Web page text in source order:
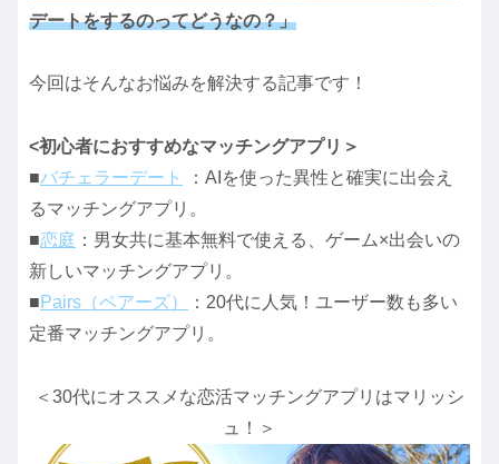
デートをするのってどうなの？」
今回はそんなお悩みを解決する記事です！
<初心者におすすめなマッチングアプリ＞
■バチェラーデート
：AIを使った異性と確実に出会え
るマッチングアプリ。
■恋庭 ：男女共に基本無料で使える、ゲーム×出会いの
新しいマッチングアプリ。
■ Pairs（ペアーズ）
：20代に人気！ユーザー数も多い
定番マッチングアプリ。
＜30代にオススメな恋活マッチングアプリはマリッシ
ュ！＞